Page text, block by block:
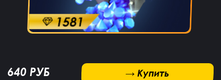
640 РУБ → Купить
Купить